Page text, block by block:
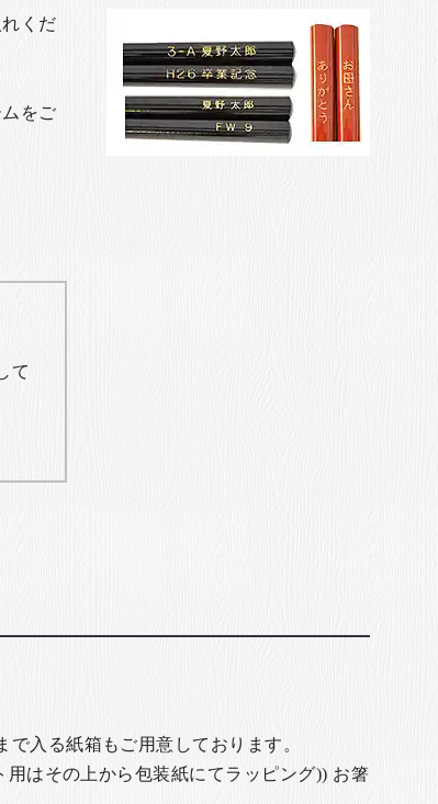
くだ
をご
て
入る紙箱もご用意しております。
はその上から包装紙にてラッピング)) お箸